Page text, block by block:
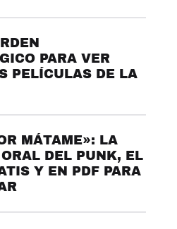
PARA VER
PELÍCULAS DE LA
MÁTAME»: LA
DEL PUNK, EL
Y EN PDF PARA